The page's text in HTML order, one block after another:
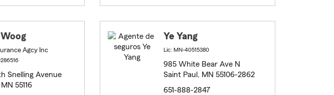
Agcy Inc
Snelling Avenue
55116
Ye Yang
Lic: MN-40515380
985 White Bear Ave N
Saint Paul, MN 55106-2862
651-888-2847